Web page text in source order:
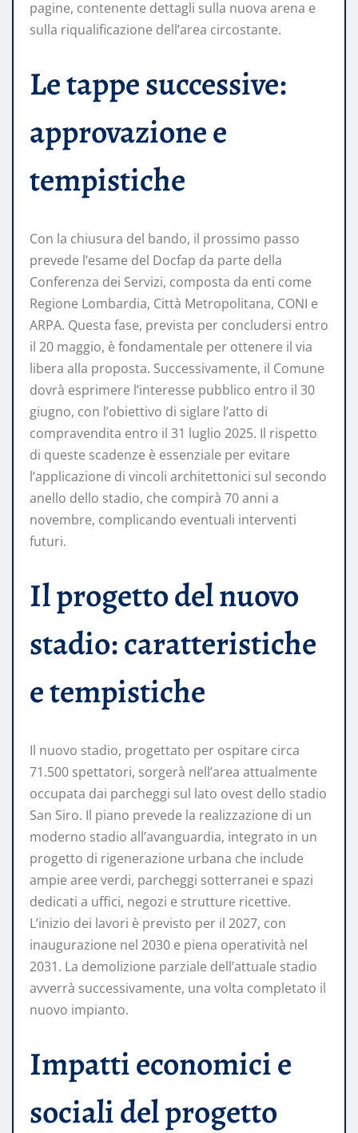
pagine, contenente dettagli sulla nuova arena e
sulla riqualificazione dell’area circostante.
Le tappe successive:
approvazione e
tempistiche
Con la chiusura del bando, il prossimo passo
prevede l’esame del Docfap da parte della
Conferenza dei Servizi, composta da enti come
Regione Lombardia, Città Metropolitana, CONI e
ARPA. Questa fase, prevista per concludersi entro
il 20 maggio, è fondamentale per ottenere il via
libera alla proposta. Successivamente, il Comune
dovrà esprimere l’interesse pubblico entro il 30
giugno, con l’obiettivo di siglare l’atto di
compravendita entro il 31 luglio 2025. Il rispetto
di queste scadenze è essenziale per evitare
l’applicazione di vincoli architettonici sul secondo
anello dello stadio, che compirà 70 anni a
novembre, complicando eventuali interventi
futuri.
Il progetto del nuovo
stadio: caratteristiche
e tempistiche
Il nuovo stadio, progettato per ospitare circa
71.500 spettatori, sorgerà nell’area attualmente
occupata dai parcheggi sul lato ovest dello stadio
San Siro. Il piano prevede la realizzazione di un
moderno stadio all’avanguardia, integrato in un
progetto di rigenerazione urbana che include
ampie aree verdi, parcheggi sotterranei e spazi
dedicati a uffici, negozi e strutture ricettive.
L’inizio dei lavori è previsto per il 2027, con
inaugurazione nel 2030 e piena operatività nel
2031. La demolizione parziale dell’attuale stadio
avverrà successivamente, una volta completato il
nuovo impianto.
Impatti economici e
sociali del progetto